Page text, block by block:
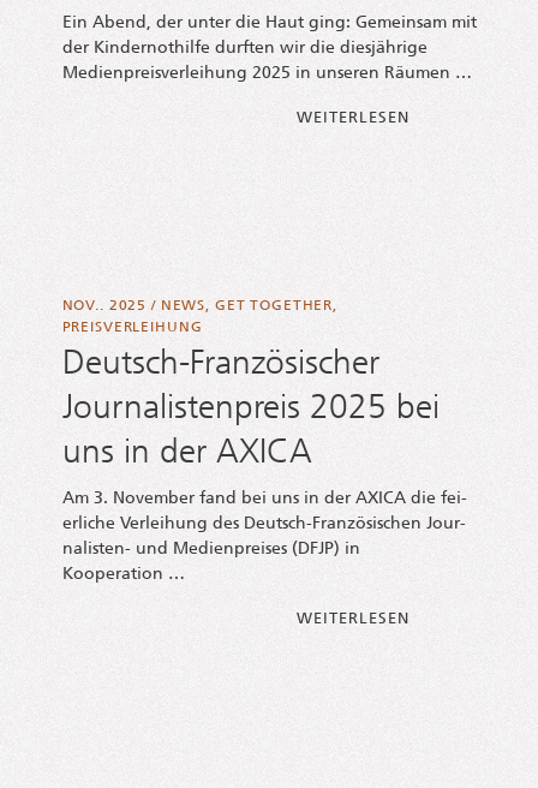
Ein Abend, der unter die Haut ging: Gemein­sam mit
der Kin­der­not­hil­fe durf­ten wir die dies­jäh­ri­ge
Medi­en­preis­ver­lei­hung 2025 in unse­ren Räumen …
WEI­TER­LE­SEN
NOV.. 2025 / NEWS, GET TOGETHER,
PREISVERLEIHUNG
Deutsch-Französischer
Journalistenpreis 2025 bei
uns in der AXICA
Am 3. Novem­ber fand bei uns in der AXICA die fei­
er­li­che Ver­lei­hung des Deutsch-Fran­­zö­­si­­schen Jour­
na­­lis­­ten- und Medi­en­prei­ses (DFJP) in
Kooperation …
WEI­TER­LE­SEN